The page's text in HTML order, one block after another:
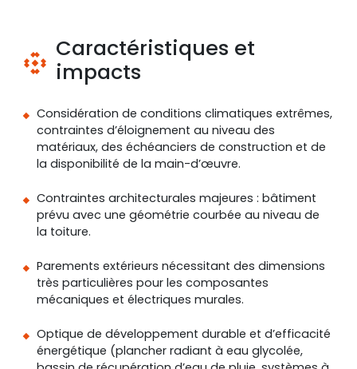
Caractéristiques et
impacts
Considération de conditions climatiques extrêmes,
contraintes d’éloignement au niveau des
matériaux, des échéanciers de construction et de
la disponibilité de la main-d’œuvre.
Contraintes architecturales majeures : bâtiment
prévu avec une géométrie courbée au niveau de
la toiture.
Parements extérieurs nécessitant des dimensions
très particulières pour les composantes
mécaniques et électriques murales.
Optique de développement durable et d’efficacité
énergétique (plancher radiant à eau glycolée,